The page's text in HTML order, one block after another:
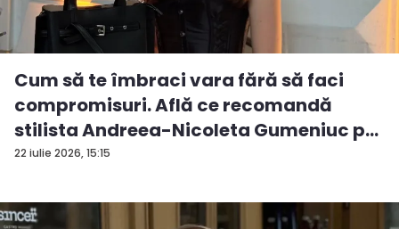
22 iulie 2026, 15:15
Cum să te îmbraci vara fără să faci
compromisuri. Află ce recomandă
stilista Andreea-Nicoleta Gumeniuc p...